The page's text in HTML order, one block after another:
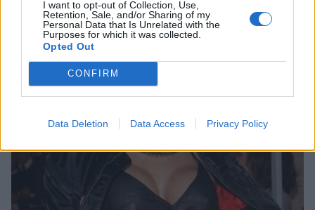
I want to opt-out of Collection, Use,
Retention, Sale, and/or Sharing of my
Personal Data that Is Unrelated with the
Purposes for which it was collected.
Opted Out
CONFIRM
Data Deletion Data Access Privacy Policy
Chloe Sims ei jättänyt miehiä
kylmäksi